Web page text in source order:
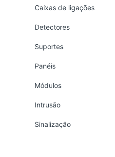
Caixas de ligações
Detectores
Suportes
Panéis
Módulos
Intrusão
Sinalização